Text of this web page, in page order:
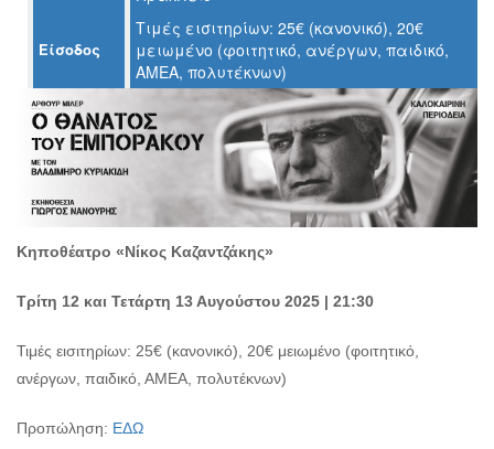
ΤΟΠΟΣ
ΔΗΜΟΣ
ΑΝΘΕΚΤΙΚΗ
ΠΟΛΗ
Είσοδος
Τιμές εισιτηρίων: 25€ (κανονικό), 20€
μειωμένο (φοιτητικό, ανέργων, παιδικό,
ΑΜΕΑ, πολυτέκνων)
Κηποθέατρο «Νίκος Καζαντζάκης»
Τρίτη 12 και Τετάρτη 13 Αυγούστου 2025 | 21:30
Τιμές εισιτηρίων: 25€ (κανονικό), 20€ μειωμένο (φοιτητικό,
ανέργων, παιδικό, ΑΜΕΑ, πολυτέκνων)
Προπώληση: ΕΔΩ